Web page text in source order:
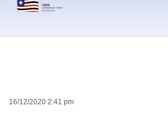
16/12/2020 2:41 pm